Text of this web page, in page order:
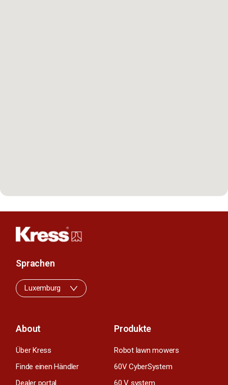
About
Über Kress
Finde einen Händler
Dealer portal
Produkte
Robot lawn mowers
60V CyberSystem
60 V system
Sprachen
Luxemburg